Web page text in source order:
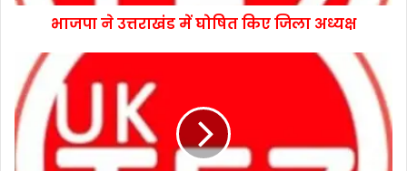
भाजपा ने उत्तराखंड में घोषित किए जिला अध्यक्ष